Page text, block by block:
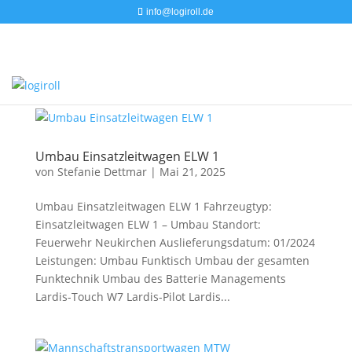
info@logiroll.de
Umbau Einsatzleitwagen ELW 1
von Stefanie Dettmar| Mai 21, 2025
Umbau Einsatzleitwagen ELW 1 Fahrzeugtyp:
Einsatzleitwagen ELW 1 – Umbau Standort:
Feuerwehr Neukirchen Auslieferungsdatum: 01/2024
Leistungen: Umbau Funktisch Umbau der gesamten
Funktechnik Umbau des Batterie Managements
Lardis-Touch W7 Lardis-Pilot Lardis...